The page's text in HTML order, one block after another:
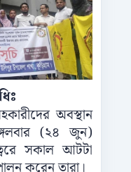
অবস্থান
(২৪ জুন)
সকাল আটটা